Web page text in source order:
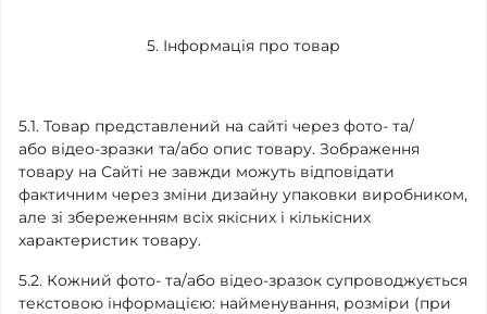
5. Інформація про товар
5.1. Товар представлений на сайті через фото- та/
або відео-зразки та/або опис товару. Зображення
товару на Сайті не завжди можуть відповідати
фактичним через зміни дизайну упаковки виробником,
але зі збереженням всіх якісних і кількісних
характеристик товару.
5.2. Кожний фото- та/або відео-зразок супроводжується
текстовою інформацією: найменування, розміри (при